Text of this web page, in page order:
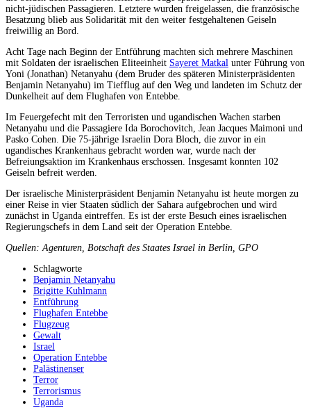
nicht-jüdischen Passagieren. Letztere wurden freigelassen, die französische
Besatzung blieb aus Solidarität mit den weiter festgehaltenen Geiseln
freiwillig an Bord.
Acht Tage nach Beginn der Entführung machten sich mehrere Maschinen
mit Soldaten der israelischen Eliteeinheit Sayeret Matkal unter Führung von
Yoni (Jonathan) Netanyahu (dem Bruder des späteren Ministerpräsidenten
Benjamin Netanyahu) im Tiefflug auf den Weg und landeten im Schutz der
Dunkelheit auf dem Flughafen von Entebbe.
Im Feuergefecht mit den Terroristen und ugandischen Wachen starben
Netanyahu und die Passagiere Ida Borochovitch, Jean Jacques Maimoni und
Pasko Cohen. Die 75-jährige Israelin Dora Bloch, die zuvor in ein
ugandisches Krankenhaus gebracht worden war, wurde nach der
Befreiungsaktion im Krankenhaus erschossen. Insgesamt konnten 102
Geiseln befreit werden.
Der israelische Ministerpräsident Benjamin Netanyahu ist heute morgen zu
einer Reise in vier Staaten südlich der Sahara aufgebrochen und wird
zunächst in Uganda eintreffen. Es ist der erste Besuch eines israelischen
Regierungschefs in dem Land seit der Operation Entebbe.
Quellen: Agenturen, Botschaft des Staates Israel in Berlin, GPO
Schlagworte
Benjamin Netanyahu
Brigitte Kuhlmann
Entführung
Flughafen Entebbe
Flugzeug
Gewalt
Israel
Operation Entebbe
Palästinenser
Terror
Terrorismus
Uganda